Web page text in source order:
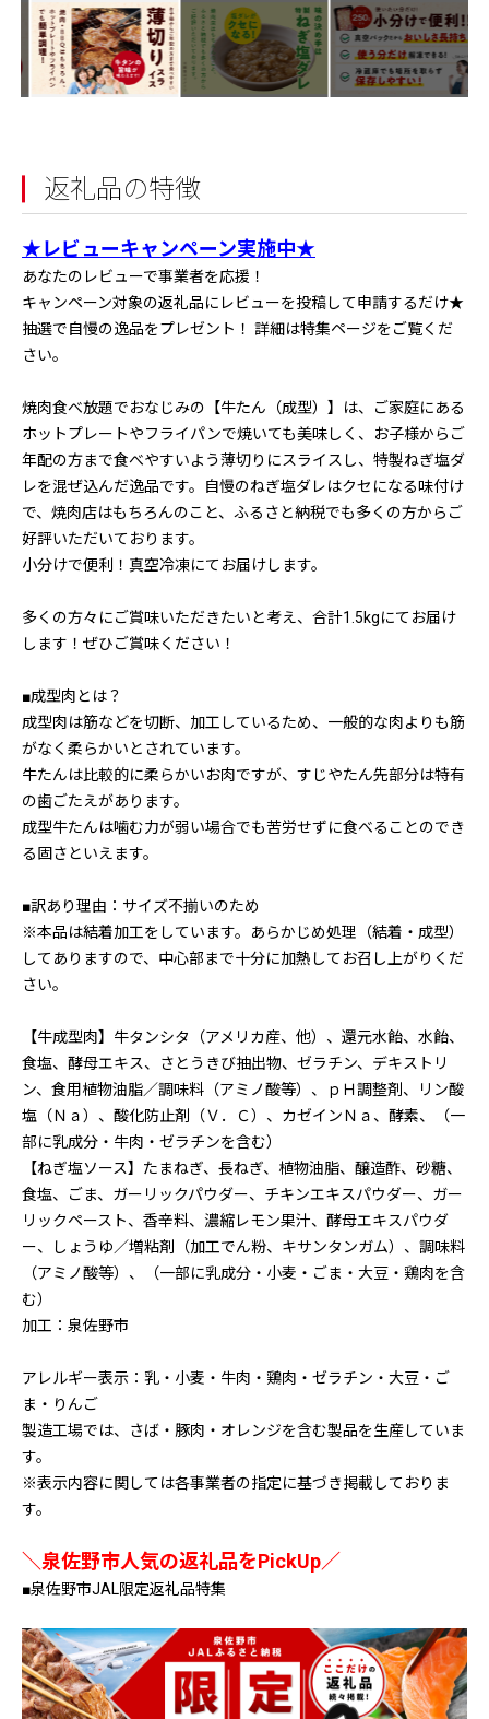
返礼品の特徴
★レビューキャンペーン実施中★
あなたのレビューで事業者を応援！
キャンペーン対象の返礼品にレビューを投稿して申請するだけ★
抽選で自慢の逸品をプレゼント！ 詳細は特集ページをご覧くだ
さい。
焼肉食べ放題でおなじみの【牛たん（成型）】は、ご家庭にある
ホットプレートやフライパンで焼いても美味しく、お子様からご
年配の方まで食べやすいよう薄切りにスライスし、特製ねぎ塩ダ
レを混ぜ込んだ逸品です。自慢のねぎ塩ダレはクセになる味付け
で、焼肉店はもちろんのこと、ふるさと納税でも多くの方からご
好評いただいております。
小分けで便利！真空冷凍にてお届けします。
多くの方々にご賞味いただきたいと考え、合計1.5kgにてお届け
します！ぜひご賞味ください！
■成型肉とは？
成型肉は筋などを切断、加工しているため、一般的な肉よりも筋
がなく柔らかいとされています。
牛たんは比較的に柔らかいお肉ですが、すじやたん先部分は特有
の歯ごたえがあります。
成型牛たんは噛む力が弱い場合でも苦労せずに食べることのでき
る固さといえます。
■訳あり理由：サイズ不揃いのため
※本品は結着加工をしています。あらかじめ処理（結着・成型）
してありますので、中心部まで十分に加熱してお召し上がりくだ
さい。
【牛成型肉】牛タンシタ（アメリカ産、他）、還元水飴、水飴、
食塩、酵母エキス、さとうきび抽出物、ゼラチン、デキストリ
ン、食用植物油脂／調味料（アミノ酸等）、ｐＨ調整剤、リン酸
塩（Ｎａ）、酸化防止剤（Ｖ．Ｃ）、カゼインＮａ、酵素、（一
部に乳成分・牛肉・ゼラチンを含む）
【ねぎ塩ソース】たまねぎ、長ねぎ、植物油脂、醸造酢、砂糖、
食塩、ごま、ガーリックパウダー、チキンエキスパウダー、ガー
リックペースト、香辛料、濃縮レモン果汁、酵母エキスパウダ
ー、しょうゆ／増粘剤（加工でん粉、キサンタンガム）、調味料
（アミノ酸等）、（一部に乳成分・小麦・ごま・大豆・鶏肉を含
む）
加工：泉佐野市
アレルギー表示：乳・小麦・牛肉・鶏肉・ゼラチン・大豆・ご
ま・りんご
製造工場では、さば・豚肉・オレンジを含む製品を生産していま
す。
※表示内容に関しては各事業者の指定に基づき掲載しておりま
す。
＼泉佐野市人気の返礼品をPickUp／
■泉佐野市JAL限定返礼品特集